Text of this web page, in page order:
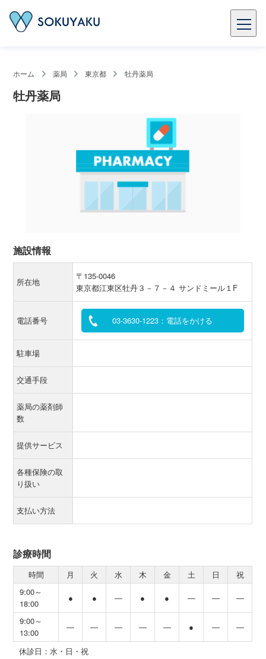
ホーム 薬局 東京都 牡丹薬局
牡丹薬局
施設情報
所在地
〒135-0046
東京都江東区牡丹３－７－４ サンドミール１F
電話番号 03-3630-1223：電話をかける
駐車場
交通手段
薬局の薬剤師
数
提供サービス
各種保険の取
り扱い
支払い方法
診療時間
時間 月 火 水 木 金 土 日
祝
9:00～
18:00
● ● ― ● ● ― ― ―
9:00～
13:00
― ― ― ― ― ● ― ―
休診日：水・日・祝